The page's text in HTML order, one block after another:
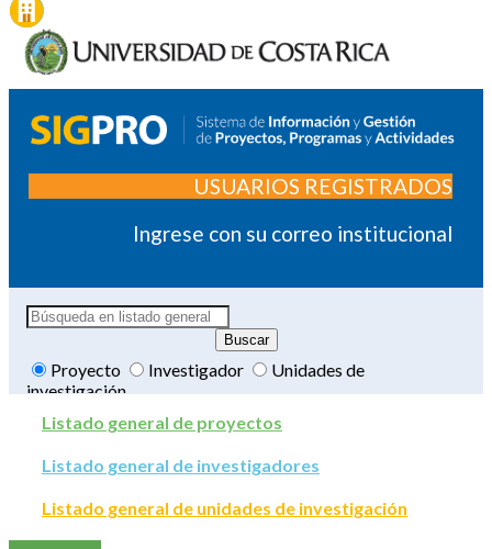
USUARIOS REGISTRADOS
Ingrese con su correo institucional
Proyecto Investigador
Unidades de
investigación
Listado general de proyectos
Listado general de investigadores
Listado general de unidades de investigación